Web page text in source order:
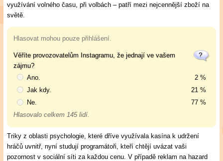
využívání volného času, při volbách – patří mezi nejcennější zboží na
světě.
Hlasovat mohou pouze přihlášení.
Věříte provozovatelům Instagramu, že jednají ve vašem
zájmu?
2 %
Ano.
21 %
Jak kdy.
77 %
Ne.
Hlasovalo celkem 145 lidí.
Triky z oblasti psychologie, které dříve využívala kasína k udržení
hráčů uvnitř, nyní studují programátoři, kteří chtějí uvázat vaši
pozornost v sociální síti za každou cenu. V případě reklam na hazard